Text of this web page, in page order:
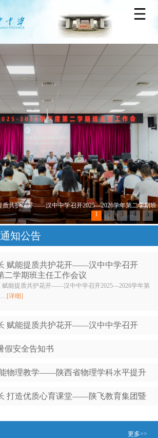
质共护花开——汉中中学召开2025—2026学年第二学期班
1 2 3 4 5
通知公告
赋能提质共护花开——汉中中学召开
二学期班主任工作会议
赋能提质共护花开——汉中中学召开2025—2026学年第
…[详细]
赋能提质共护花开——汉中中学召开
二学期班主任工作会议
假安全告知书
物理教学——陕西省物理学科水平提升
在我校顺利举行
打造优质心育课堂——陕飞教育集团暨
行 更多>>